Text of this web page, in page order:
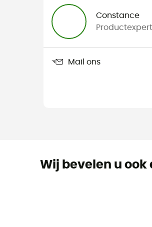
Constance
Productexpert
Mail ons
Wij bevelen u ook